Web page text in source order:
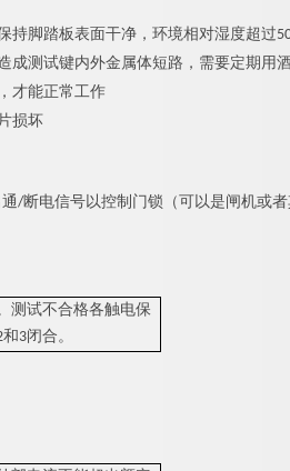
持脚踏板表面干净，环境相对湿度超过
成测试键内外金属体短路，需要定期用
才能正常工作
损坏
/断电信号以控制门锁（可以是闸机或
测试不合格各触电保
3闭合。